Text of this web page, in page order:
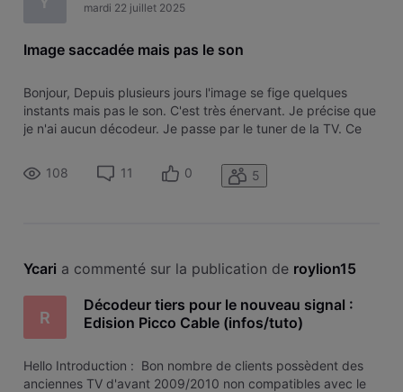
mardi 22 juillet 2025
Image saccadée mais pas le son
Bonjour, Depuis plusieurs jours l'image se fige quelques
instants mais pas le son. C'est très énervant. Je précise que
je n'ai aucun décodeur. Je passe par le tuner de la TV. Ce
francophones (La Une, Tipik, RTL TVI, RTL CLUB et RTL
PLUG). On peut don
108 11 0 5
Ycari a commenté sur la publication de roylion15
R
Décodeur tiers pour le nouveau signal :
Edision Picco Cable (infos/tuto)
​​​​​Hello​​​​​ ​​​​​Introduction : ​​​​​ ​​​​​Bon nombre de clients possèdent des
anciennes TV d'avant 2009/2010 non compatibles avec le